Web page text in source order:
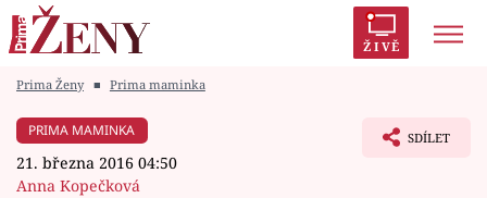
ŽIVĚ
Módní alarm
Zrádci
Prima Ženy ■ Prima maminka
PRIMA MAMINKA
21. března 2016 04:50
Anna Kopečková
SDÍLET